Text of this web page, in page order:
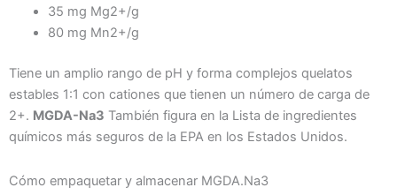
35 mg Mg2+/g
80 mg Mn2+/g
Tiene un amplio rango de pH y forma complejos quelatos
estables 1:1 con cationes que tienen un número de carga de
2+. MGDA-Na3 También figura en la Lista de ingredientes
químicos más seguros de la EPA en los Estados Unidos.
Cómo empaquetar y almacenar MGDA.Na3